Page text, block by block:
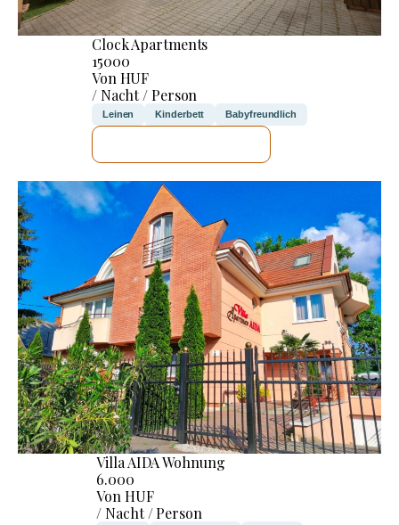
Clock Apartments
15000
Von HUF
/ Nacht / Person
Leinen Kinderbett Babyfreundlich
Villa AIDA Wohnung
6.000
Von HUF
/ Nacht / Person